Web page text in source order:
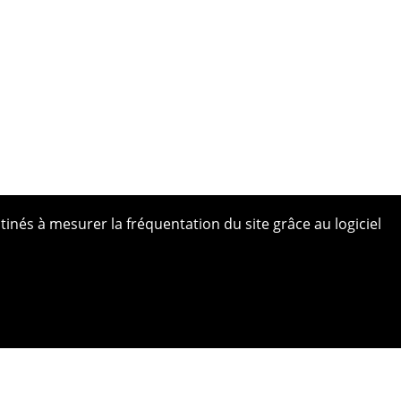
à mesurer la fréquentation du site grâce au logiciel